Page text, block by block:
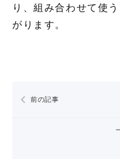
り、組み合わせて使
がります。
前の記事